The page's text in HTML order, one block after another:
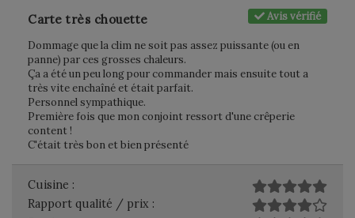
Avis vérifié
Carte très chouette
Dommage que la clim ne soit pas assez puissante (ou en
panne) par ces grosses chaleurs.
Ça a été un peu long pour commander mais ensuite tout a
très vite enchaîné et était parfait.
Personnel sympathique.
Première fois que mon conjoint ressort d'une crêperie
content !
C'était très bon et bien présenté
Cuisine :
Rapport qualité / prix :